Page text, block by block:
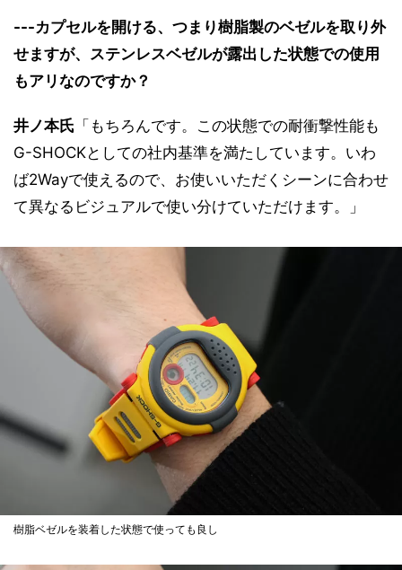
---カプセルを開ける、つまり樹脂製のベゼルを取り外
せますが、ステンレスベゼルが露出した状態での使用
もアリなのですか？
井ノ本氏 「もちろんです。この状態での耐衝撃性能も
G-SHOCKとしての社内基準を満たしています。いわ
ば2Wayで使えるので、お使いいただくシーンに合わせ
て異なるビジュアルで使い分けていただけます。」
樹脂ベゼルを装着した状態で使っても良し